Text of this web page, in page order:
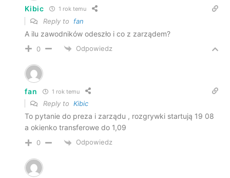
Kibic 1 rok temu
Reply tofan
A ilu zawodników odeszło i co z zarządem?
0 Odpowiedz
fan 1 rok temu
Reply toKibic
To pytanie do preza i zarządu , rozgrywki startują 19 08
a okienko transferowe do 1,09
0 Odpowiedz